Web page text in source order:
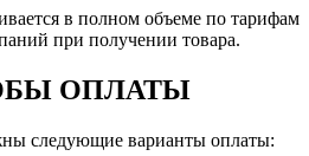
в полном объеме по тарифам
при получении товара.
ОПЛАТЫ
следующие варианты оплаты: